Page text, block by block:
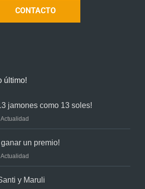
CONTACTO
último!
jamones como 13 soles!
Actualidad
un premio!
Actualidad
y Maruli